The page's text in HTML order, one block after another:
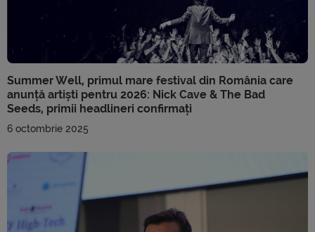
Summer Well, primul mare festival din România care
anunță artiști pentru 2026: Nick Cave & The Bad
Seeds, primii headlineri confirmați
6 octombrie 2025